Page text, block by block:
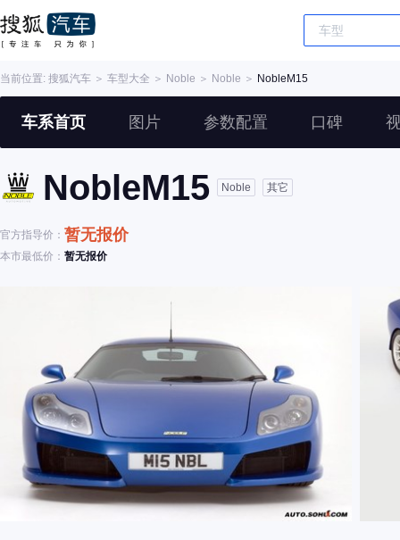
当前位置: 搜狐汽车 ＞ 车型大全 ＞ Noble ＞ Noble ＞ NobleM15
车系首页 图片 参数配置 口碑
NobleM15 Noble 其它
官方指导价： 暂无报价
本市最低价： 暂无报价